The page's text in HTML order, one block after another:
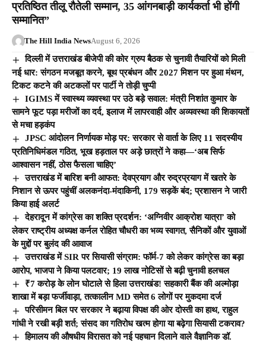
प्रतिष्ठित तीलू रौतेली सम्मान, 35 आंगनबाड़ी कार्यकर्ता भी होंगी
सम्मानित”
The Hill India NewsAugust 6, 2026
दिल्ली में उत्तराखंड बीजेपी की कोर ग्रुप बैठक से चुनावी तैयारियों को मिली
नई धार: संगठन मजबूत करने, बूथ प्रबंधन और 2027 मिशन पर हुआ मंथन,
टिकट कटने की अटकलों पर पार्टी ने तोड़ी चुप्पी
IGIMS में स्वास्थ्य व्यवस्था पर उठे बड़े सवाल: मंत्री निशांत कुमार के
सामने फूट पड़ा मरीजों का दर्द, इलाज में लापरवाही और अव्यवस्था की शिकायतों
से मचा हड़कंप
JPSC आंदोलन निर्णायक मोड़ पर: सरकार से वार्ता के लिए 11 सदस्यीय
प्रतिनिधिमंडल गठित, भूख हड़ताल पर अड़े छात्रों ने कहा—‘अब सिर्फ
आश्वासन नहीं, ठोस फैसला चाहिए’
उत्तराखंड में बारिश बनी आफत: देवप्रयाग और रुद्रप्रयाग में खतरे के
निशान से ऊपर पहुंचीं अलकनंदा-मंदाकिनी, 179 सड़कें बंद; प्रशासन ने जारी
किया हाई अलर्ट
देहरादून में कांग्रेस का शक्ति प्रदर्शन: ‘अग्निवीर आक्रोश यात्रा’ को
लेकर राष्ट्रीय अध्यक्ष कर्नल रोहित चौधरी का भव्य स्वागत, सैनिकों और युवाओं
के मुद्दों पर बुलंद की आवाज
उत्तराखंड में SIR पर सियासी संग्राम: फॉर्म-7 को लेकर कांग्रेस का बड़ा
आरोप, भाजपा ने किया पलटवार; 19 लाख नोटिसों से बढ़ी चुनावी हलचल
₹7 करोड़ के लोन घोटाले से हिला उत्तराखंड! सहकारी बैंक की अल्मोड़ा
शाखा में बड़ा फर्जीवाड़ा, तत्कालीन MD समेत 6 लोगों पर मुकदमा दर्ज
परिसीमन बिल पर सरकार ने बढ़ाया विपक्ष की ओर दोस्ती का हाथ, राहुल
गांधी ने रखी बड़ी शर्त; संसद का गतिरोध खत्म होगा या बढ़ेगा सियासी टकराव?
हिमालय की औषधीय विरासत को नई पहचान दिलाने वाले वैज्ञानिक डॉ.